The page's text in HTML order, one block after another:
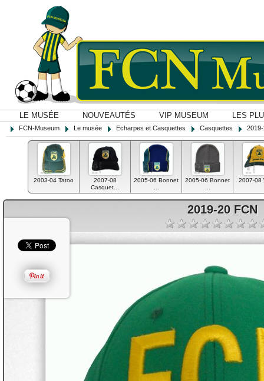
LE MUSÉE NOUVEAUTÉS VIP MUSEUM LES
FCN-Museum Le musée Echarpes et Casquettes Casquettes
2003-04 Tatoo
2007-08
Casquet...
2005-06 Bonnet
2005-06 Bonnet
2007-08
2019-20 FCN